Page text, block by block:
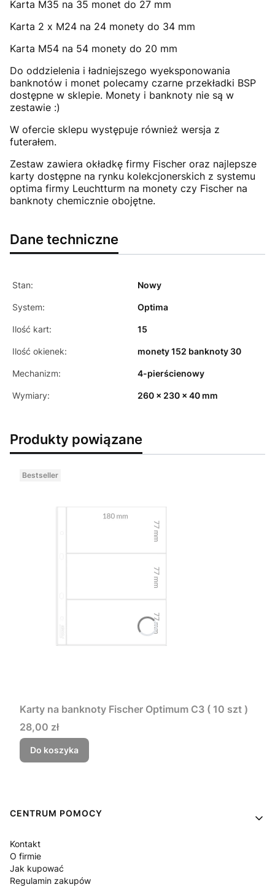
Karta M35 na 35 monet do 27 mm
Karta 2 x M24 na 24 monety do 34 mm
Karta M54 na 54 monety do 20 mm
Do oddzielenia i ładniejszego wyeksponowania
banknotów i monet polecamy czarne przekładki BSP
dostępne w sklepie. Monety i banknoty nie są w
zestawie :)
W ofercie sklepu występuje również wersja z
futerałem.
Zestaw zawiera okładkę firmy Fischer oraz najlepsze
karty dostępne na rynku kolekcjonerskich z systemu
optima firmy Leuchtturm na monety czy Fischer na
banknoty chemicznie obojętne.
Dane techniczne
Stan: Nowy
System: Optima
Ilość kart: 15
Ilość okienek: monety 152 banknoty 30
Mechanizm: 4-pierścienowy
Wymiary: 260 x 230 x 40 mm
Produkty powiązane
Bestseller
Karty na banknoty Fischer Optimum C3 ( 10 szt )
Cena
28,00 zł
Do koszyka
Linki w stopce
CENTRUM POMOCY
Kontakt
O firmie
Jak kupować
Regulamin zakupów